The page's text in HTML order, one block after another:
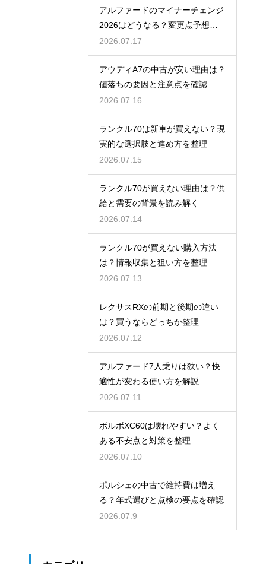
アルファードのマイナーチェンジ
2026はどうなる？変更点予想と
買い時
2026.07.17
アウディA7の中古が安い理由は？
値落ちの要因と注意点を確認
2026.07.16
ランクル70は新車が買えない？現
実的な選択肢と進め方を整理
2026.07.15
ランクル70が買えない理由は？供
給と需要の背景を読み解く
2026.07.14
ランクル70が買えない購入方法
は？情報収集と狙い方を整理
2026.07.13
レクサスRXの前期と後期の違い
は？買うならどっちか整理
2026.07.12
アルファード7人乗りは狭い？快
適性が変わる使い方を解説
2026.07.11
ボルボXC60は壊れやすい？よく
ある不安点と対策を整理
2026.07.10
ポルシェの中古で維持費は増え
る？年式選びと点検の要点を確認
2026.07.9